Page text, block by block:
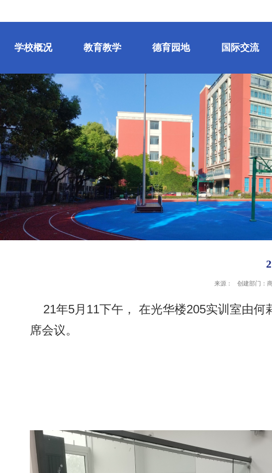
学校概况 教育教学 德育园地 国际交流
来源： 创建部门：
21年5月11下午， 在光华楼205实训室由
席会议。